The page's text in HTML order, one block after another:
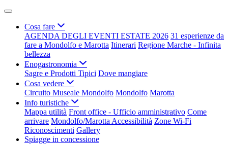
Cosa fare
AGENDA DEGLI EVENTI ESTATE 2026 31 esperienze da
fare a Mondolfo e Marotta Itinerari Regione Marche - Infinita
bellezza
Enogastronomia
Sagre e Prodotti Tipici Dove mangiare
Cosa vedere
Circuito Museale Mondolfo Mondolfo Marotta
Info turistiche
Mappa utilità Front office - Ufficio amministrativo Come
arrivare Mondolfo/Marotta Accessibilità Zone Wi-Fi
Riconoscimenti Gallery
Spiagge in concessione